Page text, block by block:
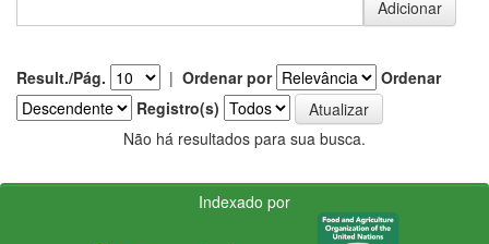
Result./Pág. | Ordenar por
Ordenar
Registro(s)
Não há resultados para sua busca.
Indexado por